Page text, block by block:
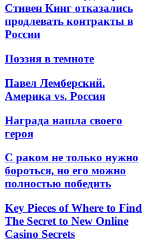
Стивен Кинг отказались
продлевать контракты в
России
Поэзия в темноте
Павел Лемберский.
Америка vs. Россия
Награда нашла своего
героя
С раком не только нужно
бороться, но его можно
полностью победить
Key Pieces of Where to Find
The Secret to New Online
Casino Secrets